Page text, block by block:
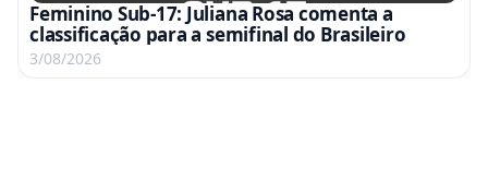
Feminino Sub-17: Juliana Rosa comenta a
classificação para a semifinal do Brasileiro
3/08/2026